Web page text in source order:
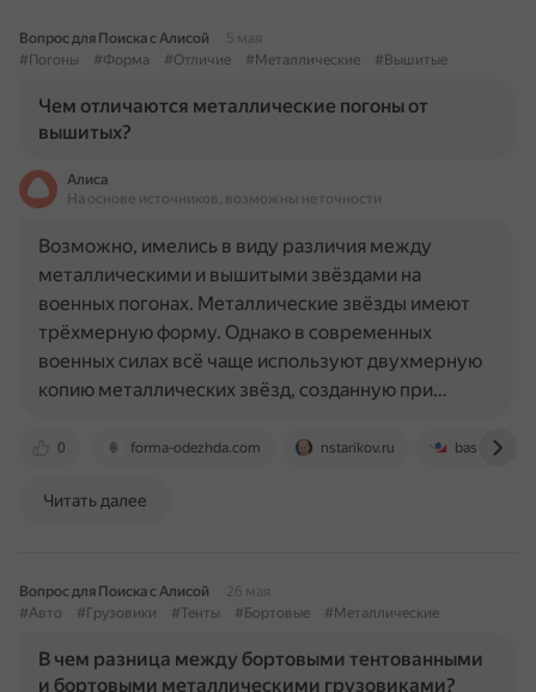
Вопрос для Поиска с Алисой
5 мая
#Погоны
#Форма #Отличие #Металлические #Вышитые
Чем отличаются металлические погоны от
вышитых?
Алиса
На основе источников, возможны неточности
0 forma-odezhda.com nstarikov.ru
Возможно, имелись в виду различия между
металлическими и вышитыми звёздами на
военных погонах. Металлические звёзды имеют
трёхмерную форму. Однако в современных
военных силах всё чаще используют двухмерную
копию металлических звёзд, созданную при…
Читать далее
Вопрос для Поиска с Алисой
26 мая
#Авто
#Грузовики #Тенты #Бортовые #Металлические
В чем разница между бортовыми тентованными
и бортовыми металлическими грузовиками?